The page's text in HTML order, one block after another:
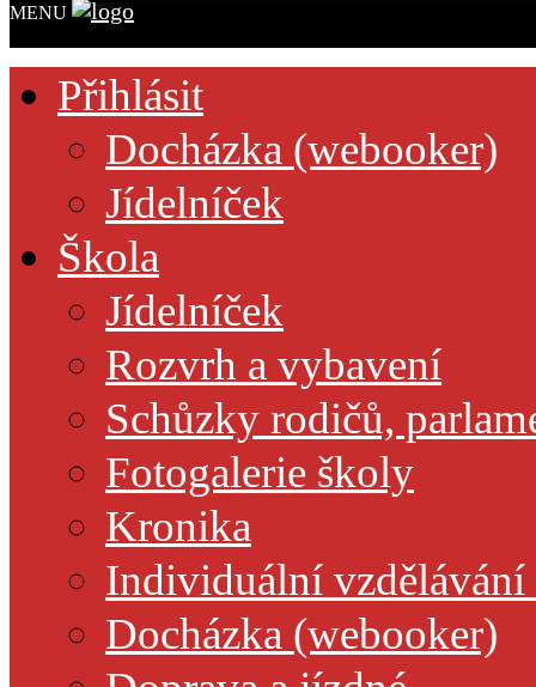
MENU
Přihlásit
Docházka (webooker)
Jídelníček
Škola
Jídelníček
Rozvrh a vybavení
Schůzky rodičů,
Fotogalerie školy
Kronika
Individuální vzdělávání
Docházka (webooker)